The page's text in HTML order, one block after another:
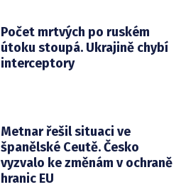
Počet mrtvých po ruském
útoku stoupá. Ukrajině chybí
interceptory
Metnar řešil situaci ve
španělské Ceutě. Česko
vyzvalo ke změnám v ochraně
hranic EU